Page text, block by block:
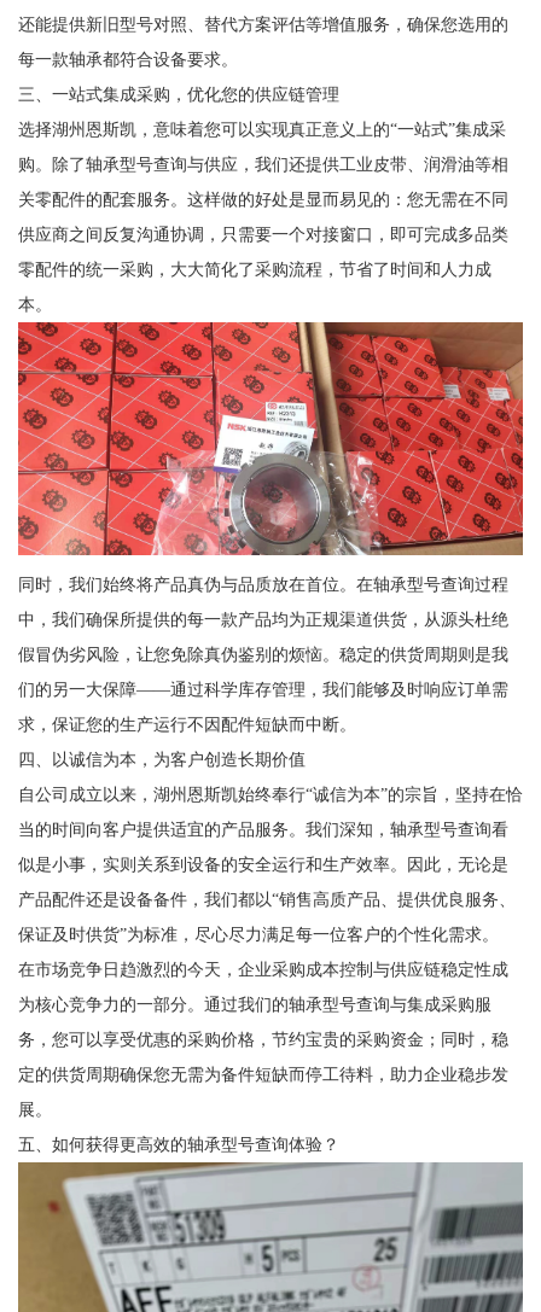
还能提供新旧型号对照、替代方案评估等增值服务，确保您选用的
每一款轴承都符合设备要求。
三、一站式集成采购，优化您的供应链管理
选择湖州恩斯凯，意味着您可以实现真正意义上的“一站式”集成采
购。除了轴承型号查询与供应，我们还提供工业皮带、润滑油等相
关零配件的配套服务。这样做的好处是显而易见的：您无需在不同
供应商之间反复沟通协调，只需要一个对接窗口，即可完成多品类
零配件的统一采购，大大简化了采购流程，节省了时间和人力成
本。
同时，我们始终将产品真伪与品质放在首位。在轴承型号查询过程
中，我们确保所提供的每一款产品均为正规渠道供货，从源头杜绝
假冒伪劣风险，让您免除真伪鉴别的烦恼。稳定的供货周期则是我
们的另一大保障——通过科学库存管理，我们能够及时响应订单需
求，保证您的生产运行不因配件短缺而中断。
四、以诚信为本，为客户创造长期价值
自公司成立以来，湖州恩斯凯始终奉行“诚信为本”的宗旨，坚持在恰
当的时间向客户提供适宜的产品服务。我们深知，轴承型号查询看
似是小事，实则关系到设备的安全运行和生产效率。因此，无论是
产品配件还是设备备件，我们都以“销售高质产品、提供优良服务、
保证及时供货”为标准，尽心尽力满足每一位客户的个性化需求。
在市场竞争日趋激烈的今天，企业采购成本控制与供应链稳定性成
为核心竞争力的一部分。通过我们的轴承型号查询与集成采购服
务，您可以享受优惠的采购价格，节约宝贵的采购资金；同时，稳
定的供货周期确保您无需为备件短缺而停工待料，助力企业稳步发
展。
五、如何获得更高效的轴承型号查询体验？